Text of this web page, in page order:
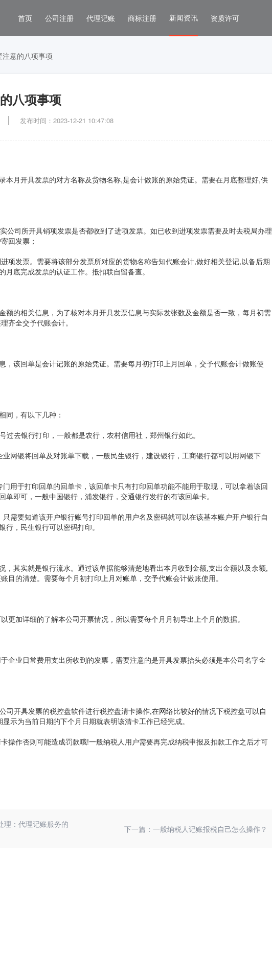
首页 公司注册 代理记账 商标注册 新闻资讯 资质许可
意的八项事项
八项事项
发布时间：2023-12-21 10:47:08
本月开具发票的对方名称及货物名称,是会计做账的原始凭证。需要在月底整理好,供
公司所开具销项发票是否都收到了进项发票。如已收到进项发票需要及时去税局办理
回发票；
项发票。需要将该部分发票所对应的货物名称告知代账会计,做好相关登记,以备后期
底完成发票的认证工作。抵扣联自留备查。
额的相关信息，为了核对本月开具发票信息与实际发张数及金额是否一致，每月初需
齐全交予代账会计。
，该回单是会计记账的原始凭证。需要每月初打印上月回单，交予代账会计做账使
同，有以下几种：
过去银行打印，一般都是农行，农村信用社，郑州银行如此。
业网银将回单及对账单下载，一般民生银行，建设银行，工商银行都可以用网银下
门用于打印回单的回单卡，该回单卡只有打印回单功能不能用于取现，可以拿着该回
即可，一般中国银行，浦发银行，交通银行发行的有该回单卡。
只需要知道该开户银行账号打印回单的用户名及密码就可以在该基本账户开户银行自
，民生银行可以密码打印。
，其实就是银行流水。通过该单据能够清楚地看出本月收到金额,支出金额以及余额,
目的清楚。需要每个月初打印上月对账单，交予代账会计做账使用。
更加详细的了解本公司开票情况，所以需要每个月月初导出上个月的数据。
企业日常费用支出所收到的发票，需要注意的是开具发票抬头必须是本公司名字全
司开具发票的税控盘软件进行税控盘清卡操作,在网络比较好的情况下税控盘可以自
示为当前日期的下个月日期就表明该清卡工作已经完成。
操作否则可能造成罚款哦!一般纳税人用户需要再完成纳税申报及扣款工作之后才可
理：代理记账服务的
下一篇：一般纳税人记账报税自己怎么操作？